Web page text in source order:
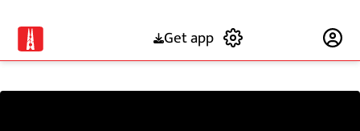
Get app